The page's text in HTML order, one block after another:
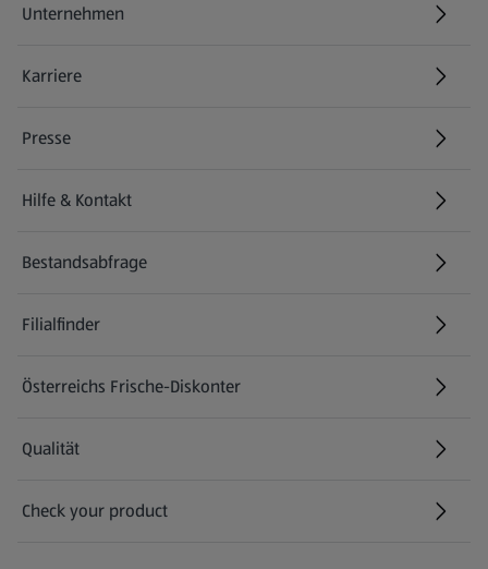
Unternehmen
Karriere
(öffnet in einem neuen Tab)
Presse
Hilfe & Kontakt
(öffnet in einem neuen Tab)
Bestandsabfrage
(öffnet in einem neuen Tab)
Filialfinder
Österreichs Frische-Diskonter
Qualität
Check your product
(öffnet in einem neuen Tab)